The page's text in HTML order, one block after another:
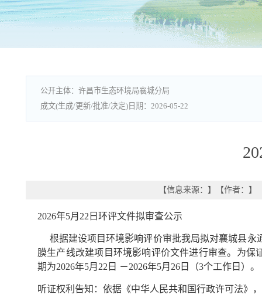
许昌市生态环境局襄城分局
2026-05-22
【信息来源： 】 【作者： 】
2026年5月 22 日环评文件拟审查公示
根据建设项目环境影响评价审批我局拟对襄城县永
膜生产线改建项目环境影响评价文件进行审查。为保
期为2026年5月22 日 －2026年5月26 日（3个工作日）。
听证权利告知：依据《中华人民共和国行政许可法》